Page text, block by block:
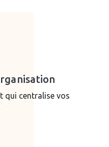
qui centralise vos